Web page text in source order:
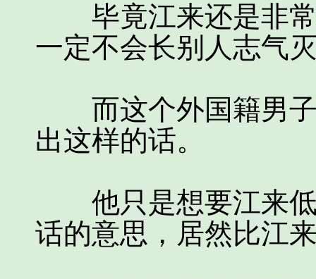
毕竟江来还是非常
一定不会长别人志气
而这个外国籍男子
出这样的话。
他只是想要江来低
话的意思，居然比江